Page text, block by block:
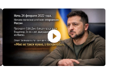
факторы. Кадровые факторы.
Управленческие факторы.
Институциональные факторы.
Инфраструктурные факторы.
Заключение.